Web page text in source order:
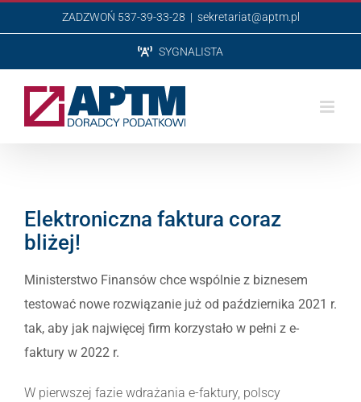
do
ZADZWOŃ 537-39-33-28 | sekretariat@aptm.pl
SYGNALISTA
Elektroniczna faktura coraz
bliżej!
Ministerstwo Finansów chce wspólnie z biznesem
testować nowe rozwiązanie już od października 2021 r.
tak, aby jak najwięcej firm korzystało w pełni z e-
faktury w 2022 r.
W pierwszej fazie wdrażania e-faktury, polscy